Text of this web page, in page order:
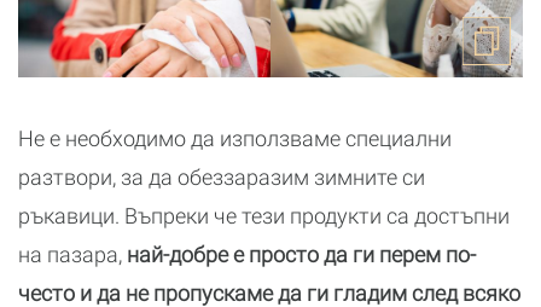
Не е необходимо да използваме специални
разтвори, за да обеззаразим зимните си
ръкавици. Въпреки че тези продукти са достъпни
на пазара, най-добре е просто да ги перем по-
често и да не пропускаме да ги гладим след всяко